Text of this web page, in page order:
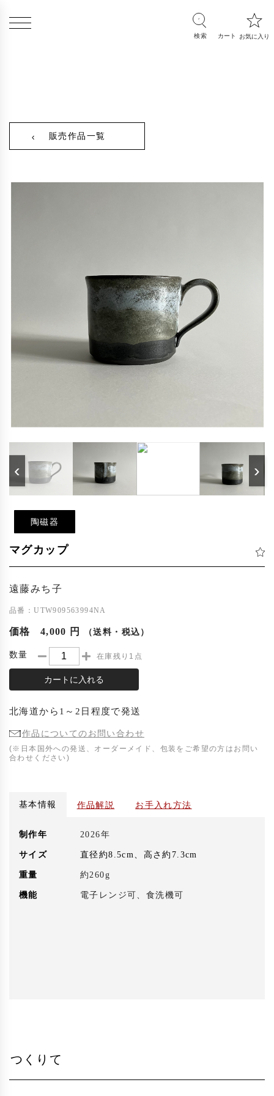
販売作品一覧
‹ ›
陶磁器
マグカップ
遠藤みち子
品番：UTW909563994NA
価格 4,000 円 （送料・税込）
数量 在庫残り1点
カートに入れる
北海道から 1～2日程度で発送
作品についてのお問い合わせ
(※日本国外への発送、オーダーメイド、包装をご希望の方はお問い
合わせください)
基本情報 作品解説 お手入れ方法
制作年 2026年
サイズ 直径約8.5cm、高さ約7.3cm
重量 約260g
機能 電子レンジ可、食洗機可
つくりて